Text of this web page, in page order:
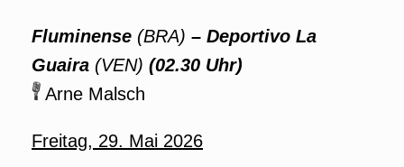
Fluminense (BRA) – Deportivo La
Guaira (VEN) (02.30 Uhr)
Arne Malsch
Freitag, 29. Mai 2026